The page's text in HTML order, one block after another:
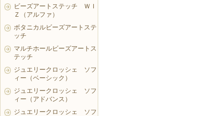
ビーズアートステッチ ＷＩ
Ｚ（アルファ）
ボタニカルビーズアートステ
ッチ
マルチホールビーズアートス
テッチ
ジュエリークロッシェ ソフ
ィー（ベーシック）
ジュエリークロッシェ ソフ
ィー（アドバンス）
ジュエリークロッシェ ソフ